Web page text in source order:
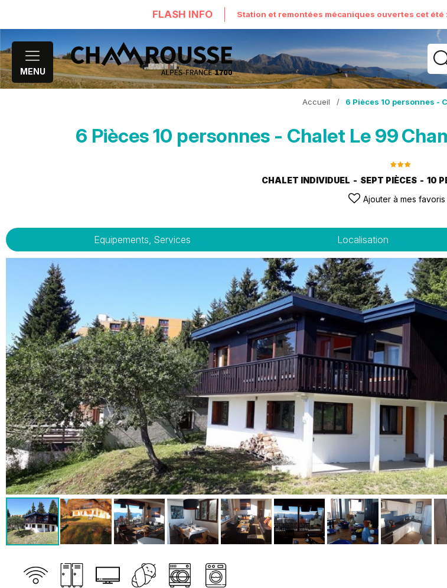
FLASH INFO Station et remontées mécaniques ouvertes cet
MENU
Accueil / 6 Pièces 10 personnes -
6 Pièces 10 personnes - Chalet Le 99
CHALET INDIVIDUEL SEPT PIÈCES 10
Ajouter à mes favoris
Equipements, Services Localisation